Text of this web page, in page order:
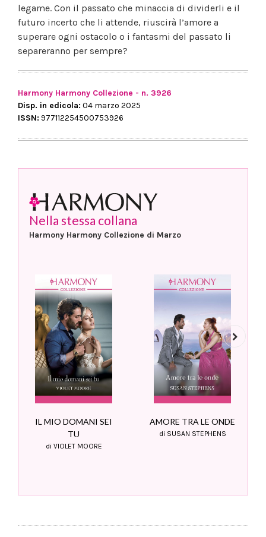
legame. Con il passato che minaccia di dividerli e il
futuro incerto che li attende, riuscirà l’amore a
superare ogni ostacolo o i fantasmi del passato li
separeranno per sempre?
Harmony Harmony Collezione - n. 3926
Disp. in edicola: 04 marzo 2025
ISSN: 977112254500753926
Nella stessa collana
Harmony Harmony Collezione di Marzo
IL MIO DOMANI SEI
TU
di VIOLET MOORE
AMORE TRA LE ONDE
di SUSAN STEPHENS
Next